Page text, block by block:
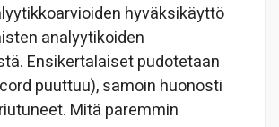
hyväksikäyttö
analyytikoiden
Ensikertalaiset pudotetaan
puuttuu), samoin huonosti
Mitä paremmin